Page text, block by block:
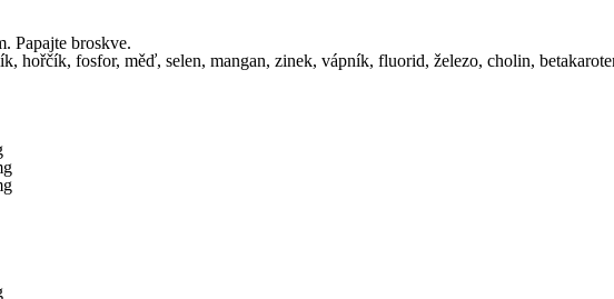
Papajte broskve.
hořčík, fosfor, měď, selen, mangan, zinek, vápník, fluorid, železo, cholin,